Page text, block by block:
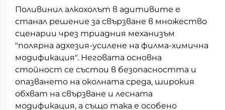
Поливинил алкохолът в адитивите е
станал решение за свързване в множество
сценарии чрез триадния механизъм
"полярна адхезия-усилене на филма-химична
модификация". Неговата основна
стойност се състои в безопасността и
опазването на околната среда, широкия
обхват на свързване и лесната
модификация, а също така е особено